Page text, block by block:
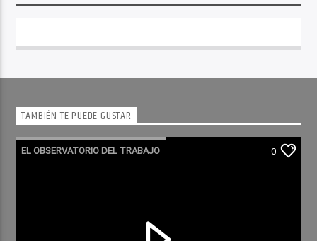
TAMBIÉN TE PUEDE GUSTAR
EL OBSERVATORIO DEL TRABAJO 0